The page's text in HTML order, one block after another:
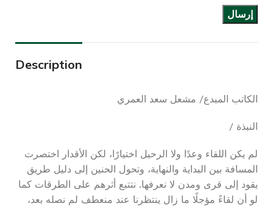
Description
الكاتب المبدع/ مشعل سعد العمري
النبذة /
لم يكن اللقاء وعدًا ولا الرحيل اختيارًا، لكن الأقدار اختصرت
المسافة بين البداية والنهاية، وتحول الحنين إلى دليل طريق
يقود إلى قرى ومدن لا نعرفها. نتتبع أثرهم على الطرقات كما
لو أن لقاءً مؤجلًا ما زال ينتظرنا عند منعطف لم نصله بعد،